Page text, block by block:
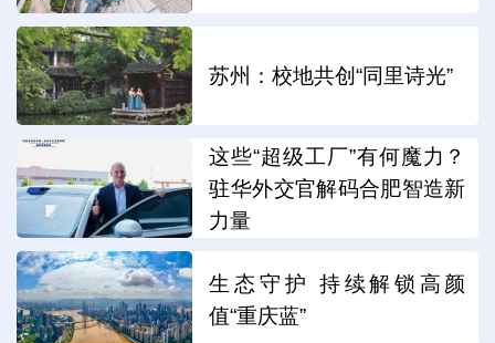
苏州：校地共创“同里诗光”
这些“超级工厂”有何魔力？
驻华外交官解码合肥智造新
力量
生态守护 持续解锁高颜
值“重庆蓝”